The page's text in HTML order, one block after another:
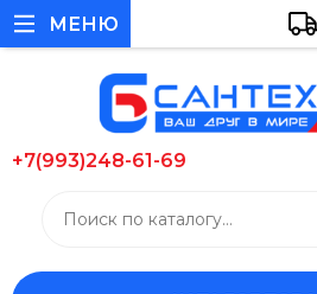
+7(993)248-61-69
МЕНЮ